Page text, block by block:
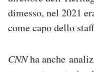
dimesso, nel 2021
come capo dello
CNNha anche